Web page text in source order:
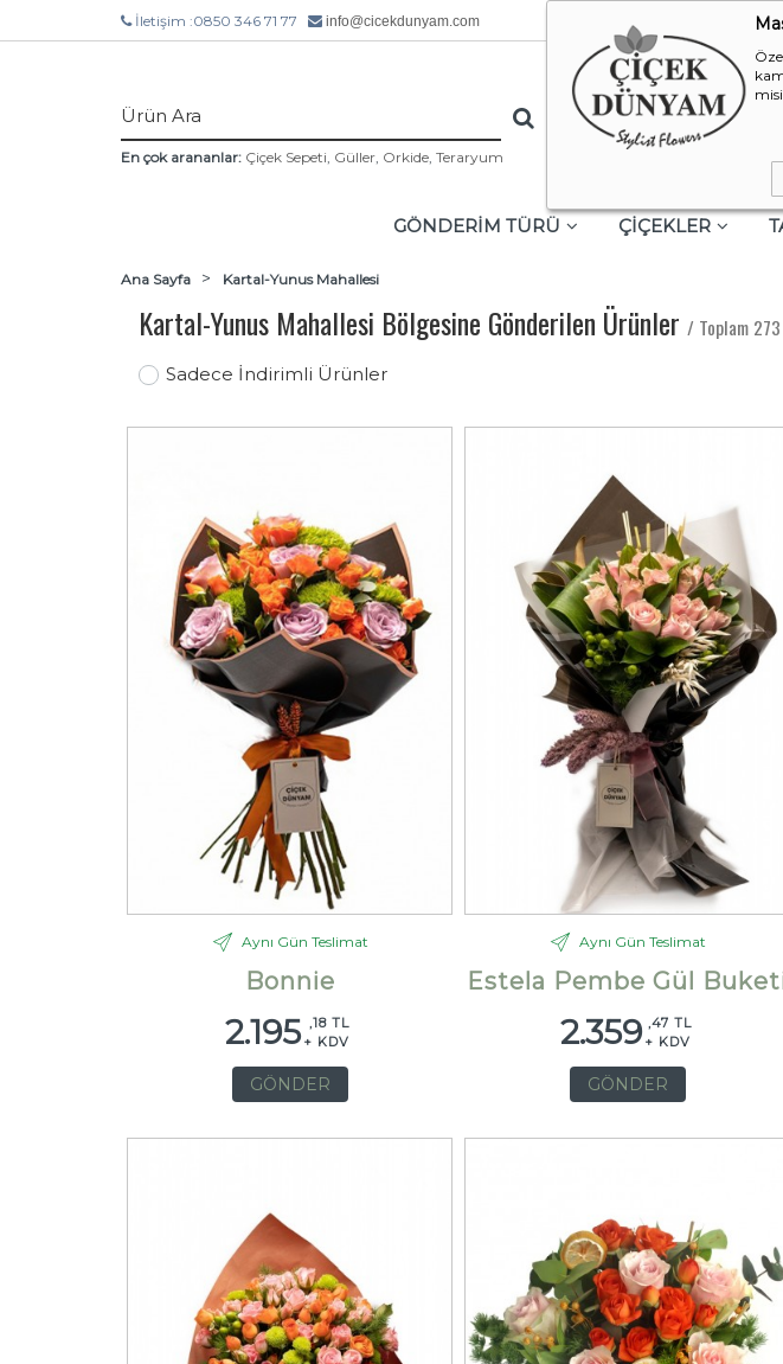
İletişim :0850 346 71 77 info@cicekdunyam.com
En çok arananlar: Çiçek Sepeti, Güller, Orkide, Teraryum
GÖNDERİM TÜRÜ ÇİÇEKLER
Ana Sayfa Kartal-Yunus Mahallesi
Kartal-Yunus Mahallesi Bölgesine Gönderilen Ürünler / Toplam
Sadece İndirimli Ürünler
Aynı Gün Teslimat
Bonnie
2.195 ,18 TL
+ KDV
GÖNDER
Aynı Gün Teslimat
Estela Pembe Gül
2.359 ,47 TL
+ KDV
GÖNDER